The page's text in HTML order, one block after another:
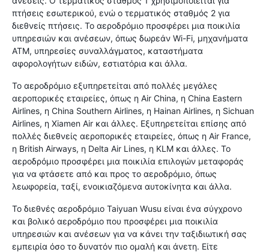
πτήσεις εσωτερικού, ενώ ο τερματικός σταθμός 2 για
διεθνείς πτήσεις. Το αεροδρόμιο προσφέρει μια ποικιλία
υπηρεσιών και ανέσεων, όπως δωρεάν Wi-Fi, μηχανήματα
ATM, υπηρεσίες συναλλάγματος, καταστήματα
αφορολογήτων ειδών, εστιατόρια και άλλα.
Το αεροδρόμιο εξυπηρετείται από πολλές μεγάλες
αεροπορικές εταιρείες, όπως η Air China, η China Eastern
Airlines, η China Southern Airlines, η Hainan Airlines, η Sichuan
Airlines, η Xiamen Air και άλλες. Εξυπηρετείται επίσης από
πολλές διεθνείς αεροπορικές εταιρείες, όπως η Air France,
η British Airways, η Delta Air Lines, η KLM και άλλες. Το
αεροδρόμιο προσφέρει μια ποικιλία επιλογών μεταφοράς
για να φτάσετε από και προς το αεροδρόμιο, όπως
λεωφορεία, ταξί, ενοικιαζόμενα αυτοκίνητα και άλλα.
Το διεθνές αεροδρόμιο Taiyuan Wusu είναι ένα σύγχρονο
και βολικό αεροδρόμιο που προσφέρει μια ποικιλία
υπηρεσιών και ανέσεων για να κάνει την ταξιδιωτική σας
εμπειρία όσο το δυνατόν πιο ομαλή και άνετη. Είτε